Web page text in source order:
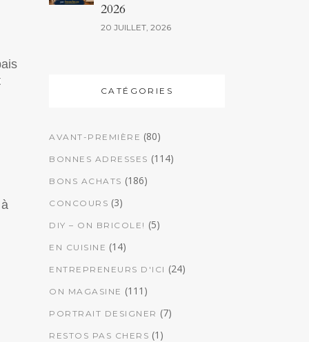
2026
20 JUILLET, 2026
CATÉGORIES
AVANT-PREMIÈRE (80)
BONNES ADRESSES (114)
BONS ACHATS (186)
CONCOURS (3)
DIY – ON BRICOLE! (5)
EN CUISINE (14)
ENTREPRENEURS D'ICI (24)
ON MAGASINE (111)
PORTRAIT DESIGNER (7)
RESTOS PAS CHERS (1)